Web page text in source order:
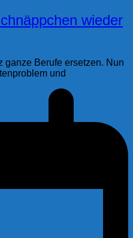
wieder
ganze Berufe ersetzen. Nun
und